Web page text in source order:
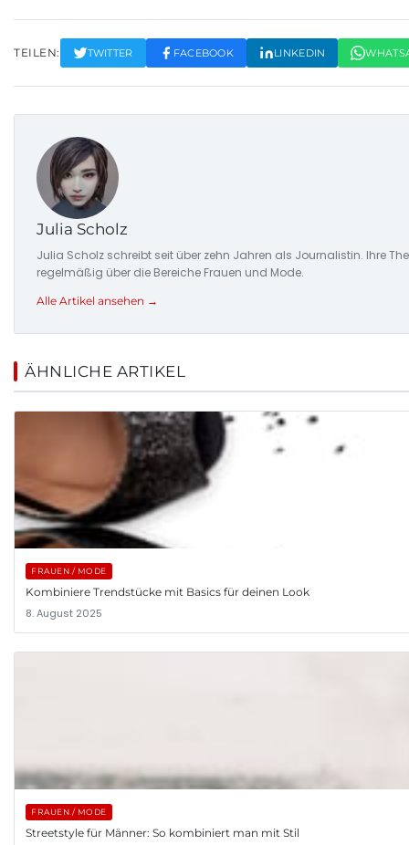
TEILEN: TWITTER FACEBOOK LINKEDIN
Julia Scholz
Julia Scholz schreibt seit über zehn Jahren als Journalistin. Ihre
regelmäßig über die Bereiche Frauen und Mode.
Alle Artikel ansehen →
ÄHNLICHE ARTIKEL
FRAUEN / MODE
Kombiniere Trendstücke mit Basics für deinen Look
8. August 2025
FRAUEN / MODE
Streetstyle für Männer: So kombiniert man mit Stil